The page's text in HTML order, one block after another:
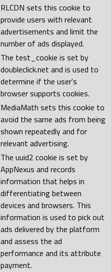
RLCDN sets this cookie to
provide users with relevant
advertisements and limit the
number of ads displayed.
The test_cookie is set by
doubleclick.net and is used to
determine if the user's
browser supports cookies.
MediaMath sets this cookie to
avoid the same ads from being
shown repeatedly and for
relevant advertising.
The uuid2 cookie is set by
AppNexus and records
information that helps in
differentiating between
devices and browsers. This
information is used to pick out
ads delivered by the platform
and assess the ad
performance and its attribute
payment.